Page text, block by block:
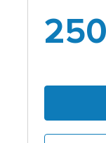
250